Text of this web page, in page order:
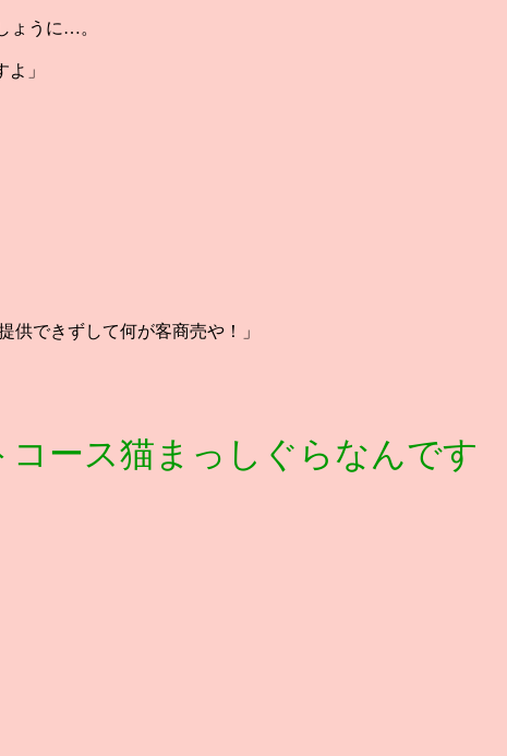
ょうに…。
」
供できずして何が客商売や！」
コース猫まっしぐらなんです